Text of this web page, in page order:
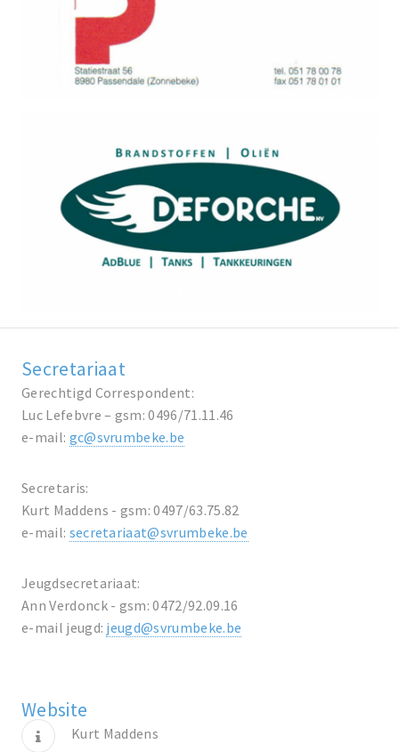
Secretariaat
Gerechtigd Correspondent:
Luc Lefebvre – gsm: 0496/71.11.46
e-mail: gc@svrumbeke.be
Secretaris:
Kurt Maddens - gsm: 0497/63.75.82
e-mail: secretariaat@svrumbeke.be
Jeugdsecretariaat:
Ann Verdonck - gsm: 0472/92.09.16
e-mail jeugd: jeugd@svrumbeke.be
Website
Kurt Maddens